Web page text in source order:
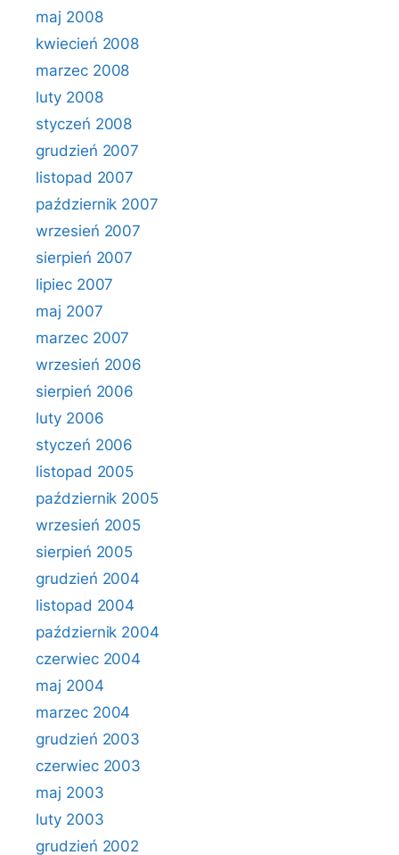
maj 2008
kwiecień 2008
marzec 2008
luty 2008
styczeń 2008
grudzień 2007
listopad 2007
październik 2007
wrzesień 2007
sierpień 2007
lipiec 2007
maj 2007
marzec 2007
wrzesień 2006
sierpień 2006
luty 2006
styczeń 2006
listopad 2005
październik 2005
wrzesień 2005
sierpień 2005
grudzień 2004
listopad 2004
październik 2004
czerwiec 2004
maj 2004
marzec 2004
grudzień 2003
czerwiec 2003
maj 2003
luty 2003
grudzień 2002